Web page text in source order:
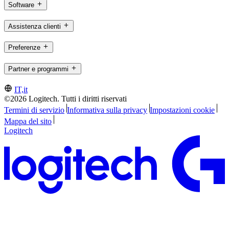
Software
Assistenza clienti
Preferenze
Partner e programmi
IT,it
©2026 Logitech. Tutti i diritti riservati
Termini di servizio Informativa sulla privacy Impostazioni cookie
Mappa del sito
Logitech